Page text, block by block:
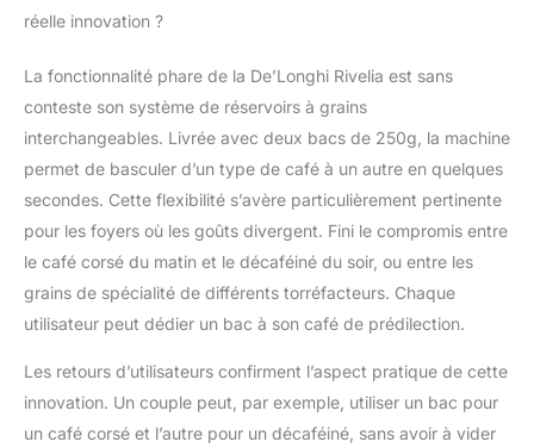
et ajuste le menu tout
au long de la journée, 4
profils utilisateurs
mémorisables BARISTA
niveaux de mouture
capturant tous les
arômes du café.
Technologie Bean
réglages selon la
variété de grains,
définissant mouture,
dose et température
d'infusion pour garantir
réelle innovation ?
La fonctionnalité phare de la De’Longhi Rivelia est sans
conteste son système de réservoirs à grains
interchangeables. Livrée avec deux bacs de 250g, la machine
permet de basculer d’un type de café à un autre en quelques
secondes. Cette flexibilité s’avère particulièrement pertinente
pour les foyers où les goûts divergent. Fini le compromis entre
le café corsé du matin et le décaféiné du soir, ou entre les
grains de spécialité de différents torréfacteurs. Chaque
utilisateur peut dédier un bac à son café de prédilection.
Les retours d’utilisateurs confirment l’aspect pratique de cette
innovation. Un couple peut, par exemple, utiliser un bac pour
un café corsé et l’autre pour un décaféiné, sans avoir à vider